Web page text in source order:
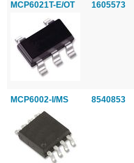
MCP6021T-E/OT 1605573
MCP6002-I/MS 8540853